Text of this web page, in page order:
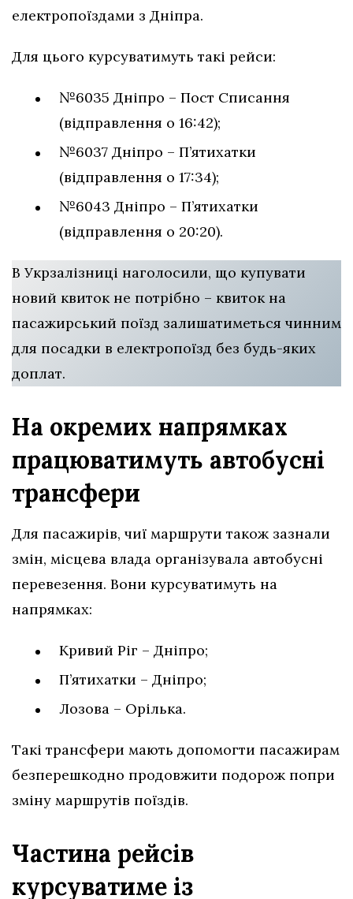
електропоїздами з Дніпра.
Для цього курсуватимуть такі рейси:
№6035 Дніпро – Пост Списання
(відправлення о 16:42);
№6037 Дніпро – П’ятихатки
(відправлення о 17:34);
№6043 Дніпро – П’ятихатки
(відправлення о 20:20).
В Укрзалізниці наголосили, що купувати
новий квиток не потрібно – квиток на
пасажирський поїзд залишатиметься чинним
для посадки в електропоїзд без будь-яких
доплат.
На окремих напрямках
працюватимуть автобусні
трансфери
Для пасажирів, чиї маршрути також зазнали
змін, місцева влада організувала автобусні
перевезення. Вони курсуватимуть на
напрямках:
Кривий Ріг – Дніпро;
П’ятихатки – Дніпро;
Лозова – Орілька.
Такі трансфери мають допомогти пасажирам
безперешкодно продовжити подорож попри
зміну маршрутів поїздів.
Частина рейсів
курсуватиме із